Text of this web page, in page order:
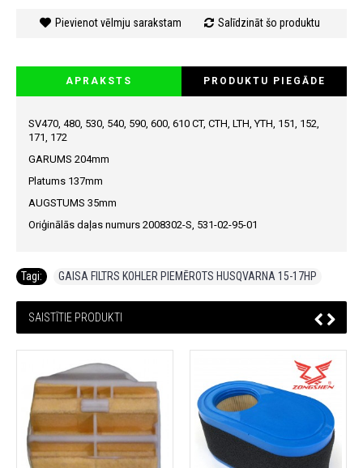
Pievienot vēlmju sarakstam Salīdzināt šo produktu
APRAKSTS PRODUKTU PIEGĀDE
SV470, 480, 530, 540, 590, 600, 610 CT, CTH, LTH, YTH, 151, 152,
171, 172
GARUMS 204mm
Platums 137mm
AUGSTUMS 35mm
Oriģinālās daļas numurs 2008302-S, 531-02-95-01
Tagi: GAISA FILTRS KOHLER PIEMĒROTS HUSQVARNA 15-17HP
SAISTĪTIE PRODUKTI